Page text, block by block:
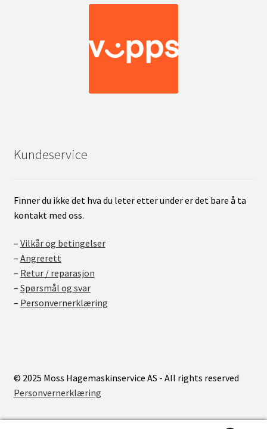
Kundeservice
Finner du ikke det hva du leter etter under er det bare å ta
kontakt med oss.
– Vilkår og betingelser
– Angrerett
– Retur / reparasjon
– Spørsmål og svar
– Personvernerklæring
© 2025 Moss Hagemaskinservice AS - All rights reserved
Personvernerklæring